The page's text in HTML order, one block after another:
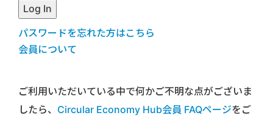
パスワードを忘れた方はこちら
会員について
ご利用いただいている中で何かご不明な点がございま
したら、 Circular Economy Hub会員 FAQページをご